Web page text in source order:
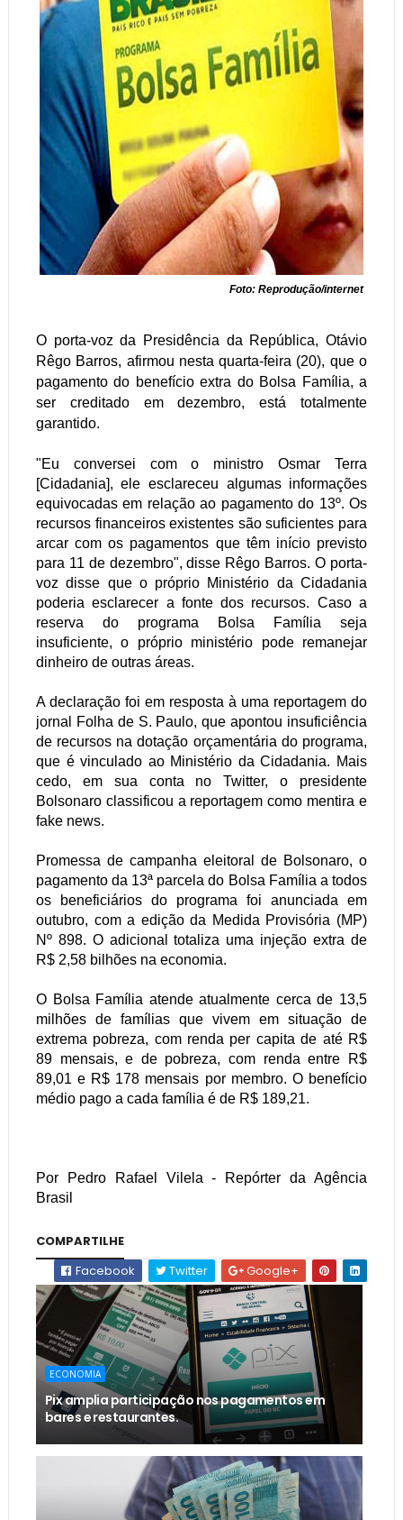
Foto: Reprodução/internet
O porta-voz da Presidência da República, Otávio
Rêgo Barros, afirmou nesta quarta-feira (20), que o
pagamento do benefício extra do Bolsa Família, a
ser creditado em dezembro, está totalmente
garantido.
"Eu conversei com o ministro Osmar Terra
[Cidadania], ele esclareceu algumas informações
equivocadas em relação ao pagamento do 13º. Os
recursos financeiros existentes são suficientes para
arcar com os pagamentos que têm início previsto
para 11 de dezembro", disse Rêgo Barros. O porta-
voz disse que o próprio Ministério da Cidadania
poderia esclarecer a fonte dos recursos. Caso a
reserva do programa Bolsa Família seja
insuficiente, o próprio ministério pode remanejar
dinheiro de outras áreas.
A declaração foi em resposta à uma reportagem do
jornal Folha de S. Paulo, que apontou insuficiência
de recursos na dotação orçamentária do programa,
que é vinculado ao Ministério da Cidadania. Mais
cedo, em sua conta no Twitter, o presidente
Bolsonaro classificou a reportagem como mentira e
fake news.
Promessa de campanha eleitoral de Bolsonaro, o
pagamento da 13ª parcela do Bolsa Família a todos
os beneficiários do programa foi anunciada em
outubro, com a edição da Medida Provisória (MP)
Nº 898. O adicional totaliza uma injeção extra de
R$ 2,58 bilhões na economia.
O Bolsa Família atende atualmente cerca de 13,5
milhões de famílias que vivem em situação de
extrema pobreza, com renda per capita de até R$
89 mensais, e de pobreza, com renda entre R$
89,01 e R$ 178 mensais por membro. O benefício
médio pago a cada família é de R$ 189,21.
Por Pedro Rafael Vilela - Repórter da Agência
Brasil
COMPARTILHE
Facebook
Twitter Google+
ECONOMIA
Pix amplia participação nos pagamentos em
bares e restaurantes.